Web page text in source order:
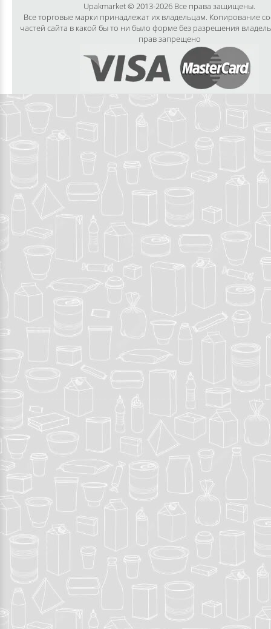
Upakmarket © 2013-2026 Все права защищены.
Все торговые марки принадлежат их владельцам. Копирование
частей сайта в какой бы то ни было форме без разрешения
прав запрещено